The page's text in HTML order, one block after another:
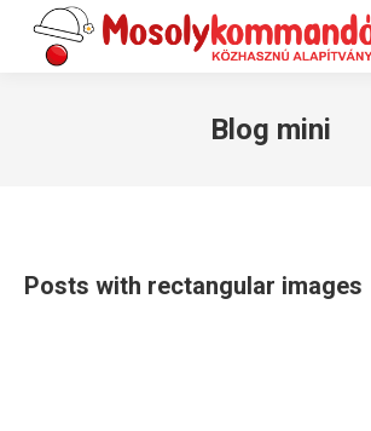
Blog mini
Posts with rectangular images